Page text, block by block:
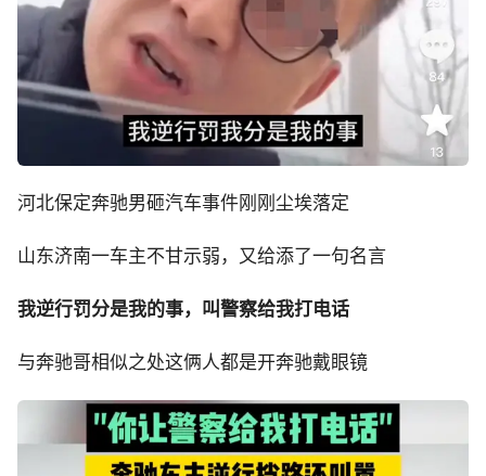
河北保定奔驰男砸汽车事件刚刚尘埃落定
山东济南一车主不甘示弱，又给添了一句名言
我逆行罚分是我的事，叫警察给我打电话
与奔驰哥相似之处这俩人都是开奔驰戴眼镜